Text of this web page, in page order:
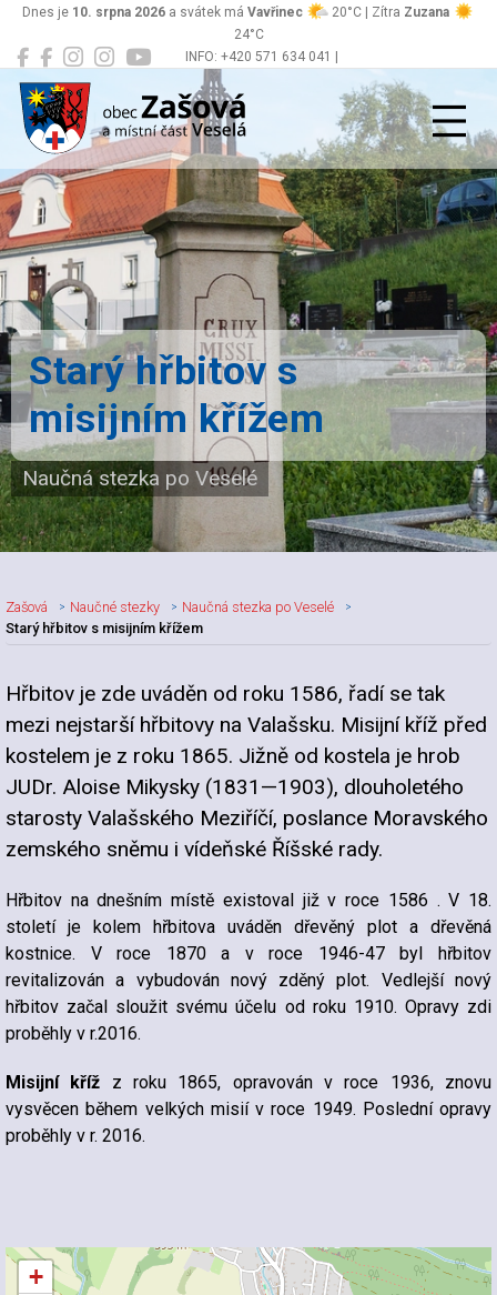
INFO: +420 571 634 041 |
podatelna@zasova.cz
Dnes je 10. srpna 2026 a svátek má Vavřinec 20°C | Zítra Zuzana
24°C
Zašová
Starý hřbitov s
misijním křížem
Naučná stezka po Veselé
Zašová Naučné stezky
Naučná stezka po Veselé
Starý hřbitov s misijním křížem
Hřbitov je zde uváděn od roku 1586, řadí se tak
mezi nejstarší hřbitovy na Valašsku. Misijní kříž před
kostelem je z roku 1865. Jižně od kostela je hrob
JUDr. Aloise Mikysky (1831—1903), dlouholetého
starosty Valašského Meziříčí, poslance Moravského
zemského sněmu i vídeňské Říšské rady.
Hřbitov na dnešním místě existoval již v roce 1586 . V 18.
století je kolem hřbitova uváděn dřevěný plot a dřevěná
kostnice. V roce 1870 a v roce 1946-47 byl hřbitov
revitalizován a vybudován nový zděný plot. Vedlejší nový
hřbitov začal sloužit svému účelu od roku 1910. Opravy zdi
proběhly v r.2016.
Misijní kříž z roku 1865, opravován v roce 1936, znovu
vysvěcen během velkých misií v roce 1949. Poslední opravy
proběhly v r. 2016.
+